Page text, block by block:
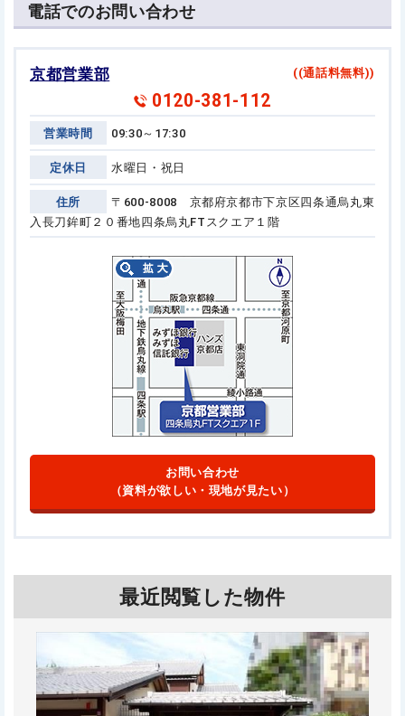
電話でのお問い合わせ
京都営業部 ((通話料無料))
0120-381-112
営業時間 09:30～17:30
定休日 水曜日・祝日
住所
〒600-8008 京都府京都市下京区四条通烏丸東
入長刀鉾町２０番地四条烏丸FTスクエア１階
お問い合わせ
（資料が欲しい・現地が見たい）
最近閲覧した物件